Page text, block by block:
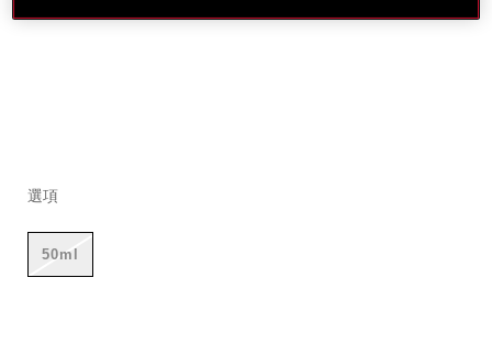
編
1011495430BASE
選項
50ml